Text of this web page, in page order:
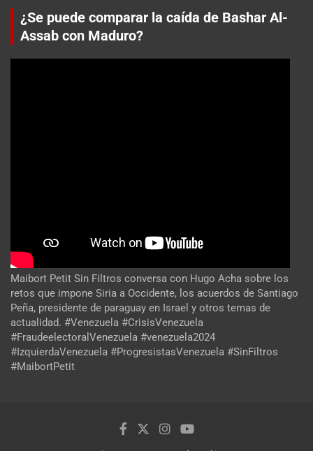
¿Se puede comparar la caída de Bashar Al-
Assab con Maduro?
Maibort Petit Sin Filtros conversa con Hugo Acha sobre los
retos que impone Siria a Occidente, los acuerdos de Santiago
Peña, presidente de paraguay en Israel y otros temas de
actualidad. #Venezuela #CrisisVenezuela
#FraudeelectoralVenezuela #venezuela2024
#IzquierdaVenezuela #ProgresistasVenezuela #SinFiltros
#MaibortPetit